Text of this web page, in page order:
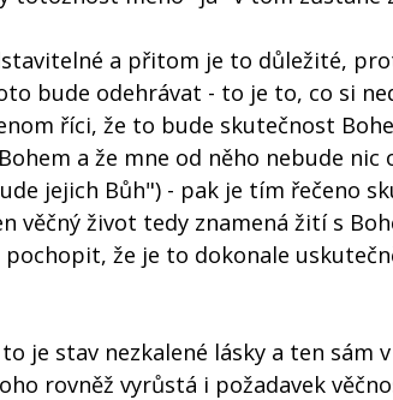
a přitom je to důležité,
bude odehrávat - to je to, co si
říci, že to bude skutečnost
a že mne od něho nebude nic
jejich Bůh") - pak je tím řečeno
věčný život tedy znamená žití s
že je to dokonale
je stav nezkalené lásky a ten sám
rovněž vyrůstá i požadavek